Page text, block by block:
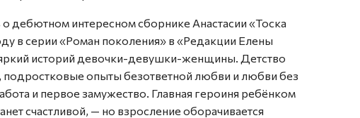
дебютном интересном сборнике Анастасии «Тоска
в серии «Роман поколения» в «Редакции Елены
историй девочки-девушки-женщины. Детство
подростковые опыты безответной любви и любви без
и первое замужество. Главная героиня ребёнком
счастливой, — но взросление оборачивается